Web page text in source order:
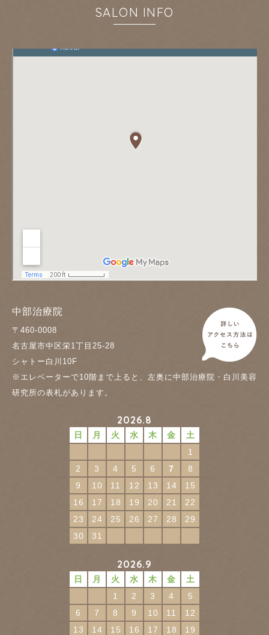
SALON INFO
中部治療院
〒460-0008
名古屋市中区栄1丁目25-28
シャトー白川10F
※エレベーターで10階まで上ると、左奥に中部治療院・白川美容
研究所の表札があります。
2026.8
日 月 火 水 木 金
土
1
2
3 4 5 6 7
8
9
10 11 12 13 14
15
16
17 18 19 20 21
22
23
24 25 26 27 28
29
30
31
2026.9
日 月 火 水 木 金
土
1
2 3 4
5
6
7 8 9 10 11
12
13
14 15 16 17 18
19